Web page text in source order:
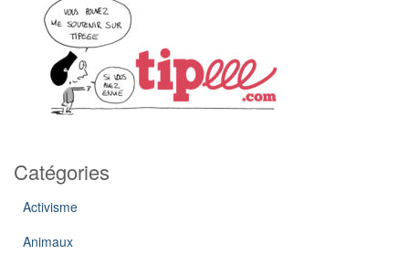
Catégories
Activisme
Animaux